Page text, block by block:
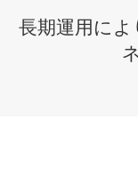
長期運用に